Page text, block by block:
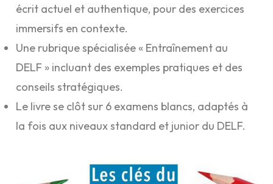
écrit actuel et authentique, pour des exercices
immersifs en contexte.
Une rubrique spécialisée « Entraînement au
DELF » incluant des exemples pratiques et des
conseils stratégiques.
Le livre se clôt sur 6 examens blancs, adaptés à
la fois aux niveaux standard et junior du DELF.